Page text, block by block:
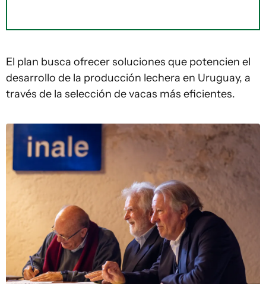
El plan busca ofrecer soluciones que potencien el
desarrollo de la producción lechera en Uruguay, a
través de la selección de vacas más eficientes.